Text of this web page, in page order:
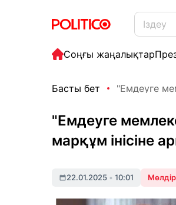
Соңғы жаңалықтар
Басты бет "Емдеуге
"Емдеуге
марқұм інісіне
22.01.2025 • 10:01